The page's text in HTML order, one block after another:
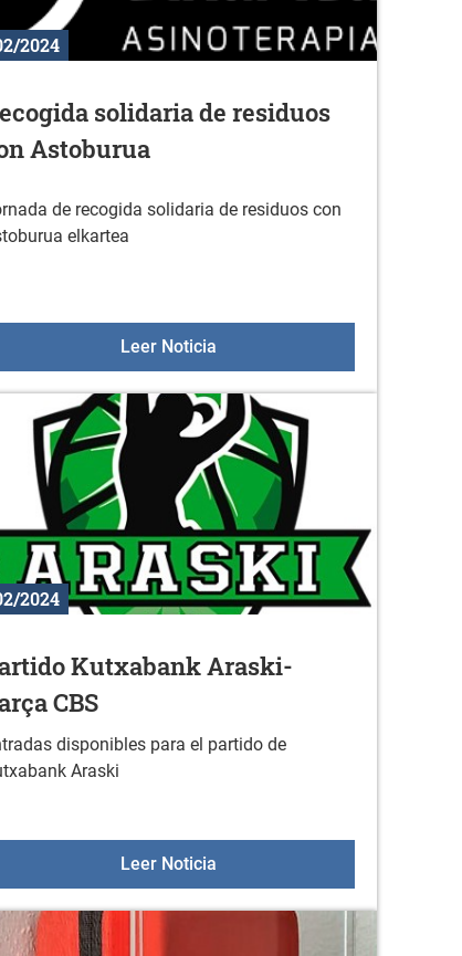
Desarrollo Rural de la ADR MAIRUELEGORRETA
2024
solidaria de residuos
Astoburua
de recogida solidaria de residuos con
elkartea
Leer Noticia
2024
Kutxabank Araski-
CBS
disponibles para el partido de
Araski
Leer Noticia